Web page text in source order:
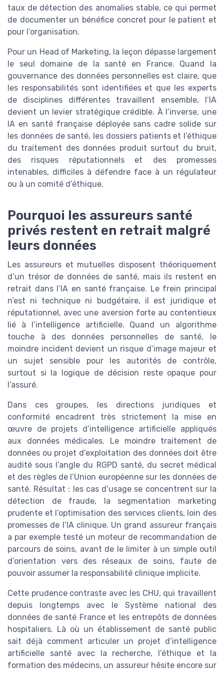
taux de détection des anomalies stable, ce qui permet
de documenter un bénéfice concret pour le patient et
pour l’organisation.
Pour un Head of Marketing, la leçon dépasse largement
le seul domaine de la santé en France. Quand la
gouvernance des données personnelles est claire, que
les responsabilités sont identifiées et que les experts
de disciplines différentes travaillent ensemble, l’IA
devient un levier stratégique crédible. À l’inverse, une
IA en santé française déployée sans cadre solide sur
les données de santé, les dossiers patients et l’éthique
du traitement des données produit surtout du bruit,
des risques réputationnels et des promesses
intenables, difficiles à défendre face à un régulateur
ou à un comité d’éthique.
Pourquoi les assureurs santé
privés restent en retrait malgré
leurs données
Les assureurs et mutuelles disposent théoriquement
d’un trésor de données de santé, mais ils restent en
retrait dans l’IA en santé française. Le frein principal
n’est ni technique ni budgétaire, il est juridique et
réputationnel, avec une aversion forte au contentieux
lié à l’intelligence artificielle. Quand un algorithme
touche à des données personnelles de santé, le
moindre incident devient un risque d’image majeur et
un sujet sensible pour les autorités de contrôle,
surtout si la logique de décision reste opaque pour
l’assuré.
Dans ces groupes, les directions juridiques et
conformité encadrent très strictement la mise en
œuvre de projets d’intelligence artificielle appliqués
aux données médicales. Le moindre traitement de
données ou projet d’exploitation des données doit être
audité sous l’angle du RGPD santé, du secret médical
et des règles de l’Union européenne sur les données de
santé. Résultat : les cas d’usage se concentrent sur la
détection de fraude, la segmentation marketing
prudente et l’optimisation des services clients, loin des
promesses de l’IA clinique. Un grand assureur français
a par exemple testé un moteur de recommandation de
parcours de soins, avant de le limiter à un simple outil
d’orientation vers des réseaux de soins, faute de
pouvoir assumer la responsabilité clinique implicite.
Cette prudence contraste avec les CHU, qui travaillent
depuis longtemps avec le Système national des
données de santé France et les entrepôts de données
hospitaliers. Là où un établissement de santé public
sait déjà comment articuler un projet d’intelligence
artificielle santé avec la recherche, l’éthique et la
formation des médecins, un assureur hésite encore sur